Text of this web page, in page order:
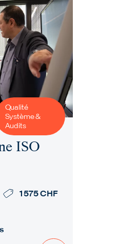
Qualité
Système &
Audits
ISO
1 575 CHF